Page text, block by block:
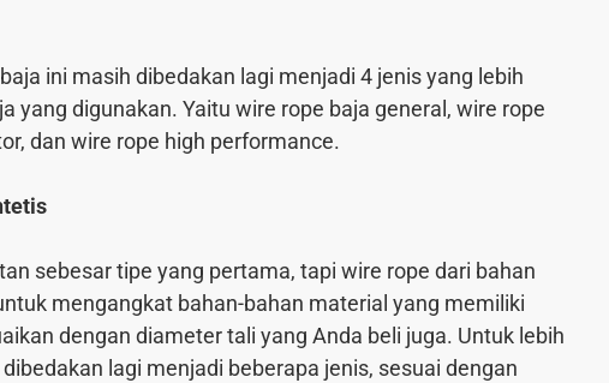
ini masih dibedakan lagi menjadi 4 jenis yang lebih
yang digunakan. Yaitu wire rope baja general, wire rope
dan wire rope high performance.
sebesar tipe yang pertama, tapi wire rope dari bahan
mengangkat bahan-bahan material yang memiliki
dengan diameter tali yang Anda beli juga. Untuk lebih
lagi menjadi beberapa jenis, sesuai dengan